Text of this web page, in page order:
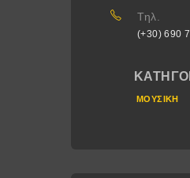
Τηλ.
(+30) 690
ΜΟΥΣΙΚΉ